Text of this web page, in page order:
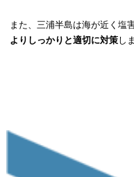
また、三浦半島は海が近く塩
よりしっかりと適切に対策し